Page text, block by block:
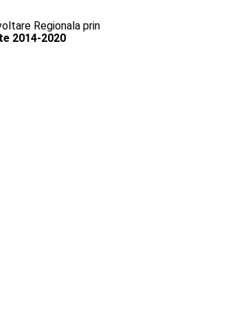
Regionala prin
2014-2020